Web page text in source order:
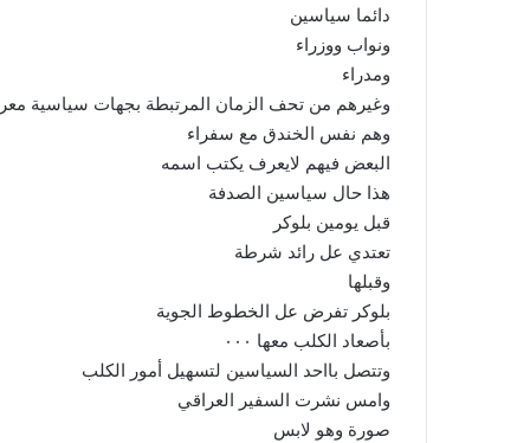
دائما سياسين
ونواب ووزراء
ومدراء
وغيرهم من تحف الزمان المرتبطة بجهات سياسية
وهم نفس الخندق مع سفراء
البعض فيهم لايعرف يكتب اسمه
هذا حال سياسين الصدفة
قبل يومين بلوكر
تعتدي عل رائد شرطة
وقبلها
بلوكر تفرض عل الخطوط الجوية
بأصعاد الكلب معها ٠٠٠
وتتصل بااحد السياسين لتسهيل أمور الكلب
وامس نشرت السفير العراقي
صورة وهو لابس